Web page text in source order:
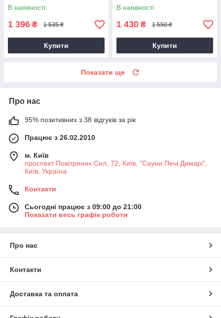
В наявності
1 396 ₴ 1 535 ₴
Купити
В наявності
1 430 ₴ 1 550 ₴
Купити
Показати ще
Про нас
95% позитивних з 38 відгуків за рік
Працює з 26.02.2010
м. Київ
проспект Повітряних Сил, 72, Київ, "Сауни Печі Димарі",
Київ, Україна
Контакти
Сьогодні працює з 09:00 до 21:00
Показати весь графік роботи
Про нас
Контакти
Доставка та оплата